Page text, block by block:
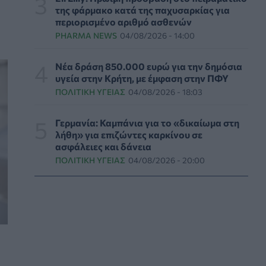
φαρμάκων
PHARMA POLICY 06/08/2026 - 13:54
ρόλος του βιολογικού προγραμματισμού μας
ΔΙΑΤΡΟΦΉ 06/08/2026 - 13:00
Διοικούσα Επιτροπή δεσμεύεται για νέες
εκλογές
ΠΟΛΙΤΙΚΉ ΥΓΕΊΑΣ 06/08/2026 - 12:32
Eli Lilly: Εκρηκτική άνοδος στις πωλήσεις των
της φάρμακο κατά της παχυσαρκίας για
περιορισμένο αριθμό ασθενών
PHARMA NEWS 04/08/2026 - 14:00
Νέα δράση 850.000 ευρώ για την δημόσια
υγεία στην Κρήτη, με έμφαση στην ΠΦΥ
ΠΟΛΙΤΙΚΉ ΥΓΕΊΑΣ 04/08/2026 - 18:03
Γερμανία: Καμπάνια για το «δικαίωμα στη
λήθη» για επιζώντες καρκίνου σε
ασφάλειες και δάνεια
ΠΟΛΙΤΙΚΉ ΥΓΕΊΑΣ 04/08/2026 - 20:00